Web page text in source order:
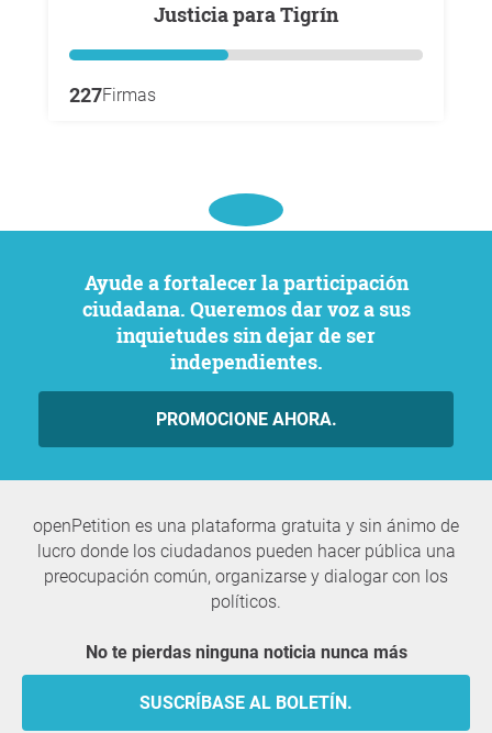
Justicia para Tigrín
227Firmas
Ayude a fortalecer la participación
ciudadana. Queremos dar voz a sus
inquietudes sin dejar de ser
independientes.
PROMOCIONE AHORA.
openPetition es una plataforma gratuita y sin ánimo de
lucro donde los ciudadanos pueden hacer pública una
preocupación común, organizarse y dialogar con los
políticos.
No te pierdas ninguna noticia nunca más
SUSCRÍBASE AL BOLETÍN.